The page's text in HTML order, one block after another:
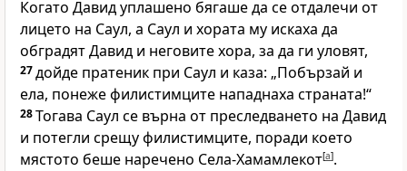
Когато Давид уплашено бягаше да се отдалечи от
лицето на Саул, а Саул и хората му искаха да
обградят Давид и неговите хора, за да ги уловят,
27дойде пратеник при Саул и каза: „Побързай и
ела, понеже филистимците нападнаха страната!“
28Тогава Саул се върна от преследването на Давид
и потегли срещу филистимците, поради което
мястото беше наречено Села-Хамамлекот[a].